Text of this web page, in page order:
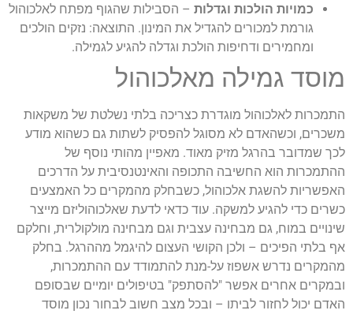
כמויות הולכות וגדלות – הסבילות שהגוף מפתח לאלכוהול
גורמת למכורים להגדיל את המינון. התוצאה: נזקים הולכים
ומחמירים ודחיפות הולכת וגדלה להגיע לגמילה.
מוסד גמילה מאלכוהול
התמכרות לאלכוהול מוגדרת כצריכה בלתי נשלטת של משקאות
משכרים, וכשהאדם לא מסוגל להפסיק לשתות גם כשהוא מודע
לכך שמדובר בהרגל מזיק מאוד. מאפיין מהותי נוסף של
ההתמכרות הוא החשיבה התכופה והאינטנסיבית על הדרכים
האפשריות להשגת אלכוהול, כשבחלק מהמקרים כל האמצעים
כשרים כדי להגיע למשקה. עוד כדאי לדעת שאלכוהוליזם מייצר
שינויים במוח, גם מבחינה עצבית וגם מבחינה מולקולרית, וחלקם
אף בלתי הפיכים – ולכן הקושי העצום להיגמל מההרגל. בחלק
מהמקרים נדרש אשפוז על-מנת להתמודד עם ההתמכרות,
ובמקרים אחרים אפשר "להסתפק" בטיפולים יומיים שבסופם
האדם יכול לחזור לביתו – ובכל מצב חשוב לבחור נכון מוסד